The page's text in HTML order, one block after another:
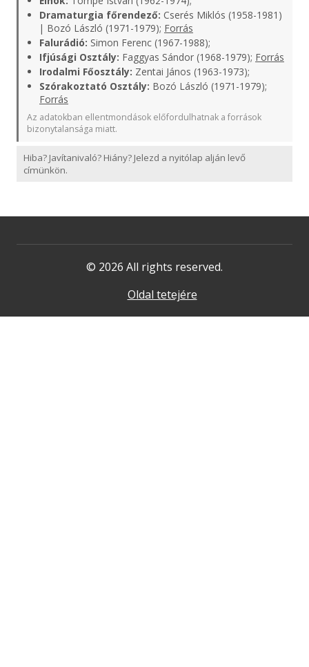
Dramaturgia főrendező: Cserés Miklós (1958-1981)
| Bozó László (1971-1979); Forrás
Falurádió: Simon Ferenc (1967-1988);
Ifjúsági Osztály: Faggyas Sándor (1968-1979); Forrás
Irodalmi Főosztály: Zentai János (1963-1973);
Szórakoztató Osztály: Bozó László (1971-1979);
Forrás
Az adatokban ellentmondások előfordulhatnak a források
bizonytalansága miatt.
Hiba? Javítanivaló? Hiány? Jelezd a nyitólap alján levő
címünkön.
© 2026 All rights reserved.
Oldal tetejére